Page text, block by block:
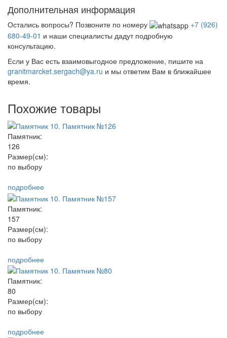
Дополнительная информация
Остались вопросы? Позвоните по номеру
+7 (926)
680-49-01 и наши специалисты дадут подробную
консультацию.
Если у Вас есть взаимовыгодное предложение, пишите на
granitmarcket.sergach@ya.ru и мы ответим Вам в ближайшее
время.
Похожие товары
Памятник:
126
Размер(см):
по выбору
подробнее
Памятник:
157
Размер(см):
по выбору
подробнее
Памятник:
80
Размер(см):
по выбору
подробнее